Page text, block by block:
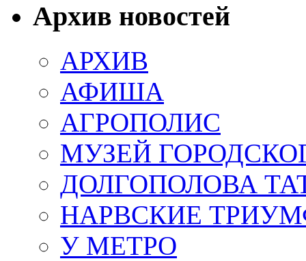
Архив новостей
АРХИВ
АФИША
АГРОПОЛИС
МУЗЕЙ
ДОЛГОПОЛОВА
НАРВСКИЕ
У МЕТРО